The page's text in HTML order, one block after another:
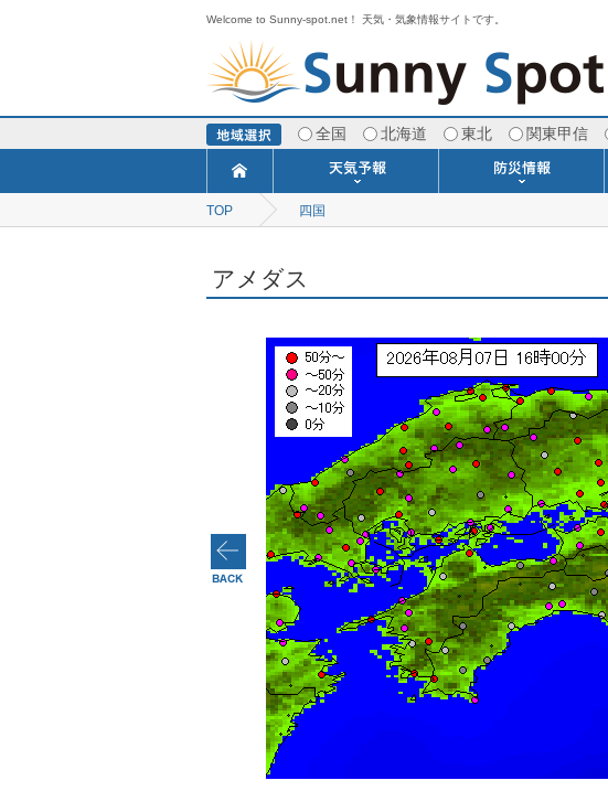
Welcome to Sunny-spot.net！ 天気・気象情報サイトです。
全国 北海道 東北 関東甲信
今日明日の天気
寒・暖候期予報
TOP 四国
アメダス